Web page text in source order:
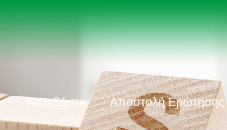
Κατεβάστε Αποστολή Ερώτησης